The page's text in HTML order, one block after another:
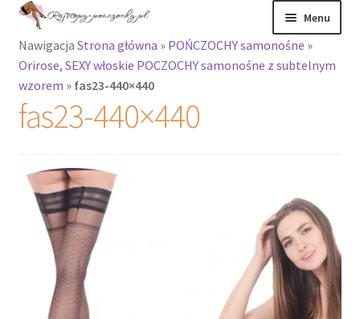
Przejdź
nawigacji
Przejdź
treści
Menu
Rajstopy
Rozwiń
menu
potomne
Podkolanówki i
skarpetki
Wszystkie
produkty
Nawigacja Strona główna » POŃCZOCHY samonośne »
Orirose, SEXY włoskie POCZOCHY samonośne z subtelnym
wzorem » fas23-440×440
fas23-440×440